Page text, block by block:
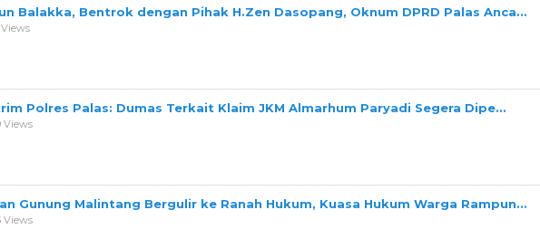
Balakka, Bentrok dengan Pihak H.Zen Dasopang, Oknum DPRD Palas Anca…
Polres Palas: Dumas Terkait Klaim JKM Almarhum Paryadi Segera Dipe…
Views
Gunung Malintang Bergulir ke Ranah Hukum, Kuasa Hukum Warga Rampun…
Views